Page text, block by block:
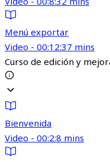
Menú exportar
Video - 00:12:37 mins
Curso de edición y
Bienvenida
Video - 00:2:8 mins